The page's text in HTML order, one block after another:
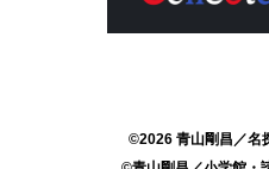
©2026 青山剛昌／名